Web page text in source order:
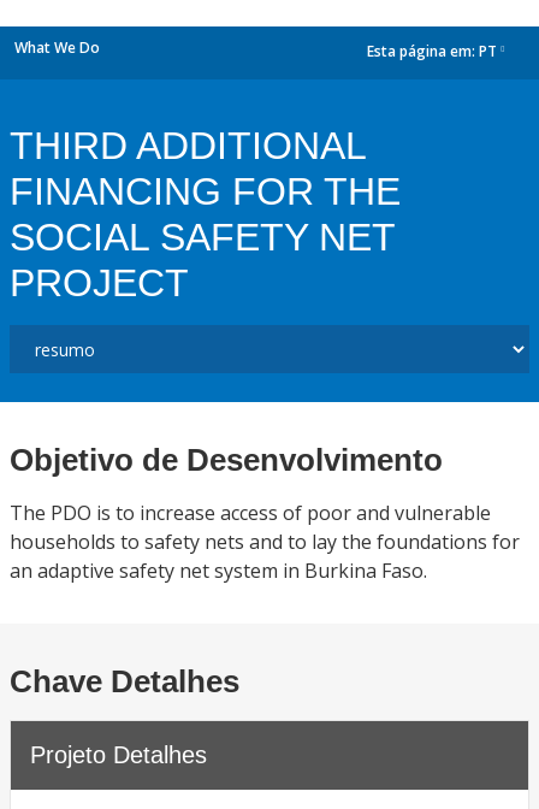
What We Do Esta página em: PT
THIRD ADDITIONAL
FINANCING FOR THE
SOCIAL SAFETY NET
PROJECT
Objetivo de Desenvolvimento
The PDO is to increase access of poor and vulnerable
households to safety nets and to lay the foundations for
an adaptive safety net system in Burkina Faso.
Chave Detalhes
Projeto Detalhes